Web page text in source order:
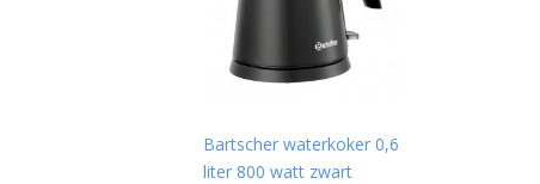
Bartscher waterkoker 0,6
liter 800 watt zwart